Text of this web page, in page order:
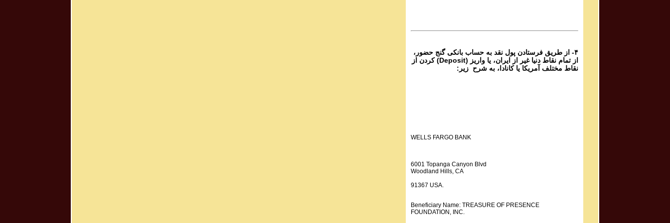
۴- از طریق فرستادن پول نقد به حساب بانکی گنج حضور،
از تمام نقاط دنیا غیر از ایران، یا واریز (Deposit) کردن از
نقاط مختلف آمریکا یا کانادا، به شرح زیر:
WELLS FARGO BANK
6001 Topanga Canyon Blvd
Woodland Hills, CA
91367 USA.
Beneficiary Name: TREASURE OF PRESENCE
FOUNDATION, INC.